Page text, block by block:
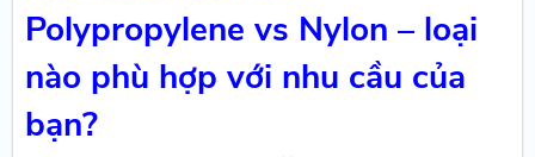
Polypropylene vs Nylon – loại
nào phù hợp với nhu cầu của
bạn?